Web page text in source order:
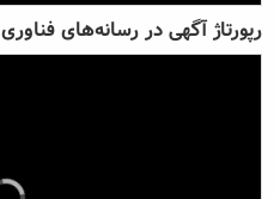
رپورتاژ آگهی در رسانه‌های فناوری